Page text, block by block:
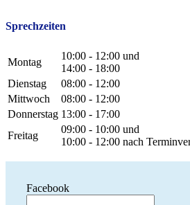
Sprechzeiten
Montag
10:00 - 12:00 und
14:00 - 18:00
Dienstag
08:00 - 12:00
Mittwoch
08:00 - 12:00
Donnerstag 13:00 - 17:00
Freitag
09:00 - 10:00 und
10:00 - 12:00 nach
Facebook